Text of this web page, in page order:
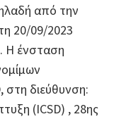
από την
20/09/2023
Η ένσταση
διεύθυνση:
(ICSD) , 28ης